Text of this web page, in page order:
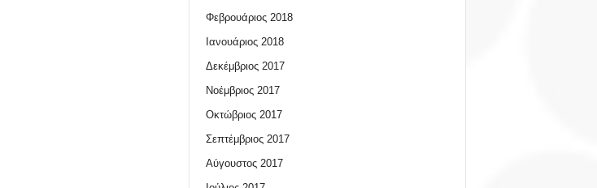
Φεβρουάριος 2018
Ιανουάριος 2018
Δεκέμβριος 2017
Νοέμβριος 2017
Οκτώβριος 2017
Σεπτέμβριος 2017
Αύγουστος 2017